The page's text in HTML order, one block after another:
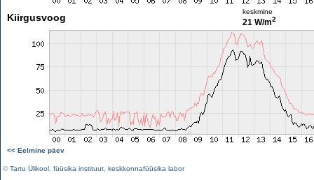
Kiirgusvoog
keskmine
21 W/m2
<< Eelmine päev
©Tartu Ülikool füüsika instituut keskkonnafüüsika labor